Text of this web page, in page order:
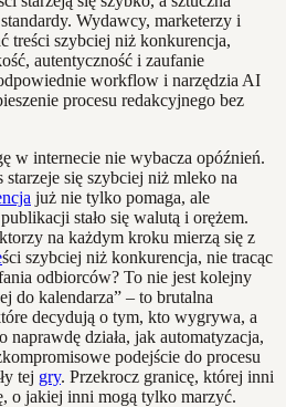
Wydawcy, marketerzy i
treści szybciej niż konkurencja,
autentyczność i zaufanie
workflow i narzędzia AI
procesu redakcyjnego bez
w internecie nie wybacza opóźnień.
się szybciej niż mleko na
już nie tylko pomaga, ale
stało się walutą i orężem.
na każdym kroku mierzą się z
ści szybciej niż konkurencja, nie tracąc
odbiorców? To nie jest kolejny
do kalendarza” – to brutalna
decydują o tym, kto wygrywa, a
działa, jak automatyzacja,
podejście do procesu
tej gry. Przekrocz granicę, której inni
o jakiej inni mogą tylko marzyć.